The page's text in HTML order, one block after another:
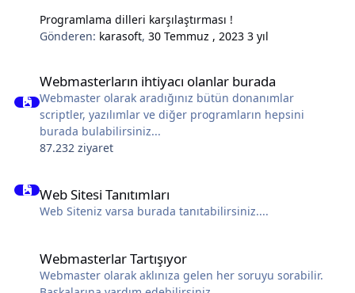
Programlama dilleri karşılaştırması !
Gönderen: karasoft,30 Temmuz , 20233 yıl
Webmasterların ihtiyacı olanlar burada
Webmaster olarak aradığınız bütün donanımlar
scriptler, yazılımlar ve diğer programların hepsini
burada bulabilirsiniz...
87.232 ziyaret
Web Sitesi Tanıtımları
Web Siteniz varsa burada tanıtabilirsiniz....
Webmasterlar Tartışıyor
Webmaster olarak aklınıza gelen her soruyu sorabilir.